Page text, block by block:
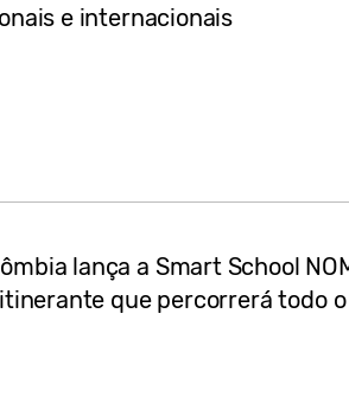
e internacionais
lança a Smart School
que percorrerá todo